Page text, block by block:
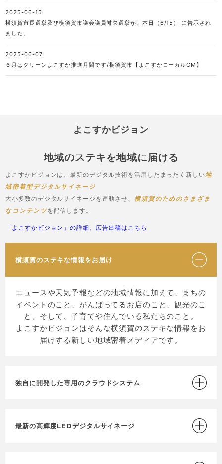
2025-06-15
横須賀市長選挙及び横須賀市議会議員補欠選挙が、本日（6/15） に告示され
ました。
2025-06-07
６月はクリーンよこすか推進月間です/横須賀市【よこすかローカルCM】
よこすかビジョン
地域のステキを地域に届ける
よこすかビジョンは、最新のデジタル技術を活用したまったく新しい地
域密着型デジタルサイネージ
大小多数のデジタルサイネージを連動させ、横須賀のためのさまざま
なコンテンツを配信します。
「よこすかビジョン」の詳細、広告出稿はこちら
横須賀のステキな情報をお届け
ニュースや天気予報などの地域情報に加えて、まちの
イベントのこと、がんばってるお店のこと、観光のこ
と、そして、子育てや住んでいる私たちのこと。
よこすかビジョンはそんな横須賀のステキな情報をお
届けする新しい地域密着メディアです。
独自に開発した専用のクラウドシステム
最新の高輝度LEDデジタルサイネージ